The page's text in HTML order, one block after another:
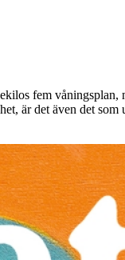
fem
är det även det